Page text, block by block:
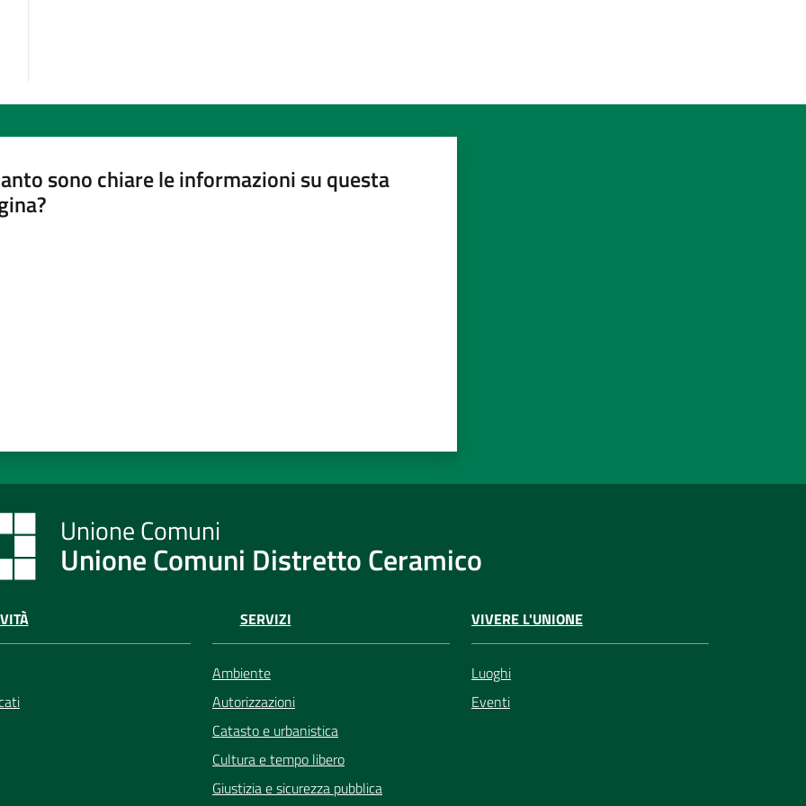
sono chiare le informazioni su questa
Unione Comuni Distretto Ceramico
SERVIZI
Ambiente
Autorizzazioni
Catasto e urbanistica
Cultura e tempo libero
Giustizia e sicurezza pubblica
VIVERE L'UNIONE
Luoghi
Eventi